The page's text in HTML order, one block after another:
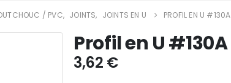
/ PVC, JOINTS, JOINTS EN U PROFIL EN U #130A
Profil en U #130A
3,62 €